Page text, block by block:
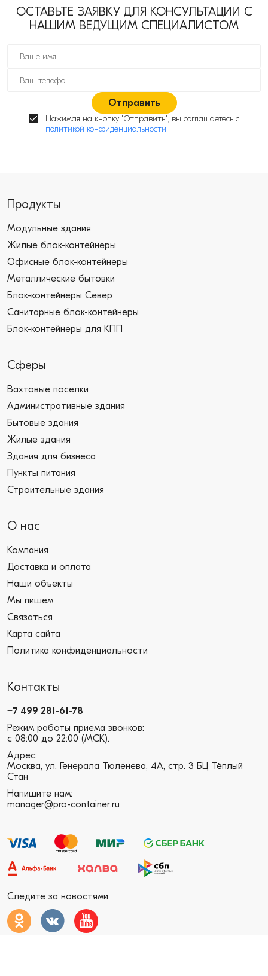
ОСТАВЬТЕ ЗАЯВКУ ДЛЯ КОНСУЛЬТАЦИИ С
НАШИМ ВЕДУЩИМ СПЕЦИАЛИСТОМ
Отправить
Нажимая на кнопку "Отправить", вы соглашаетесь с
политикой конфиденциальности
Продукты
Модульные здания
Жилые блок-контейнеры
Офисные блок-контейнеры
Металлические бытовки
Блок-контейнеры Север
Санитарные блок-контейнеры
Блок-контейнеры для КПП
Сферы
Вахтовые поселки
Административные здания
Бытовые здания
Жилые здания
Здания для бизнеса
Пункты питания
Строительные здания
О нас
Компания
Доставка и оплата
Наши объекты
Мы пишем
Связаться
Карта сайта
Политика конфиденциальности
Контакты
+7 499 281-61-78
Режим работы приема звонков:
с 08:00 до 22:00 (МСК).
Адрес:
Москва, ул. Генерала Тюленева, 4А, стр. 3 БЦ Тёплый
Стан
Напишите нам:
manager@pro-container.ru
Следите за новостями